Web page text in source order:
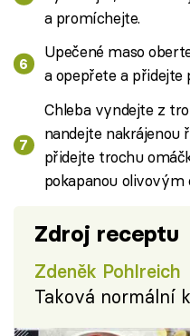
a promíchejte.
Upečené maso
a opepřete a přidejte
Chleba vyndejte z
nandejte nakrájenou
přidejte trochu
pokapanou olivovým
Zdroj receptu
Zdeněk Pohlreich
Taková normální